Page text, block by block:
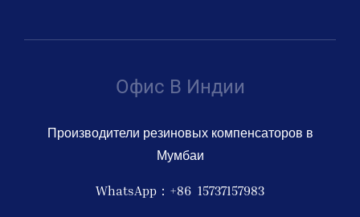
Офис В Индии
Производители резиновых компенсаторов в
Мумбаи
WhatsApp：+86 15737157983